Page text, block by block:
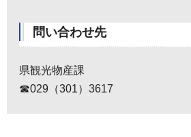
問い合わせ先
県観光物産課
☎029（301）3617